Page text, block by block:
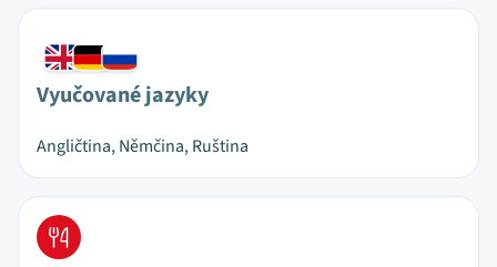
Vyučované jazyky
Angličtina, Němčina, Ruština